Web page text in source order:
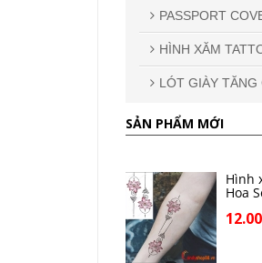
PASSPORT
HÌNH XĂM
LÓT GIÀY TĂNG
SẢN PHẨM MỚI
Hình
Hoa